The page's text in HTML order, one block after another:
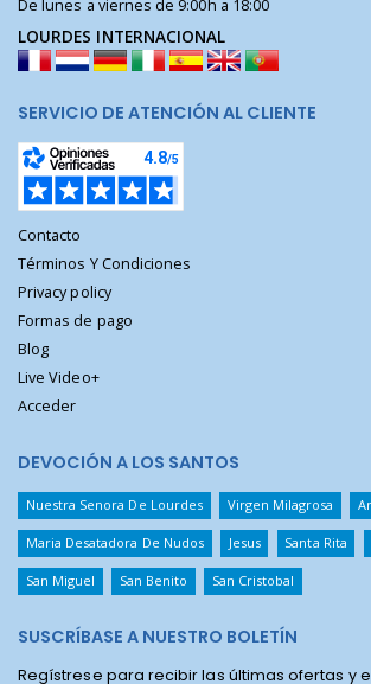
De lunes a viernes de 9:00h a 18:00
LOURDES INTERNACIONAL
SERVICIO DE ATENCIÓN AL CLIENTE
Contacto
Términos Y Condiciones
Privacy policy
Formas de pago
Blog
Live Video+
Acceder
DEVOCIÓN A LOS SANTOS
Nuestra Senora De Lourdes Virgen Milagrosa
Maria Desatadora De Nudos Jesus Santa Rita
San Miguel San Benito San Cristobal
SUSCRÍBASE A NUESTRO BOLETÍN
Regístrese para recibir las últimas ofertas y